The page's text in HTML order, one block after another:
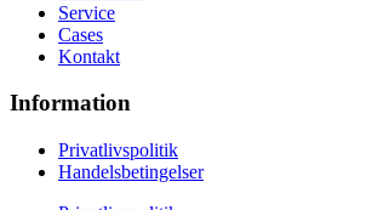
Service
Cases
Kontakt
Information
Privatlivspolitik
Handelsbetingelser